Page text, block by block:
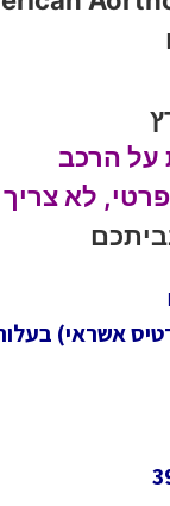
על הרכב
לא צריך
אשראי) בעלות